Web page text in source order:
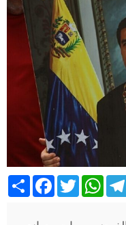
Share Facebook
Twitter